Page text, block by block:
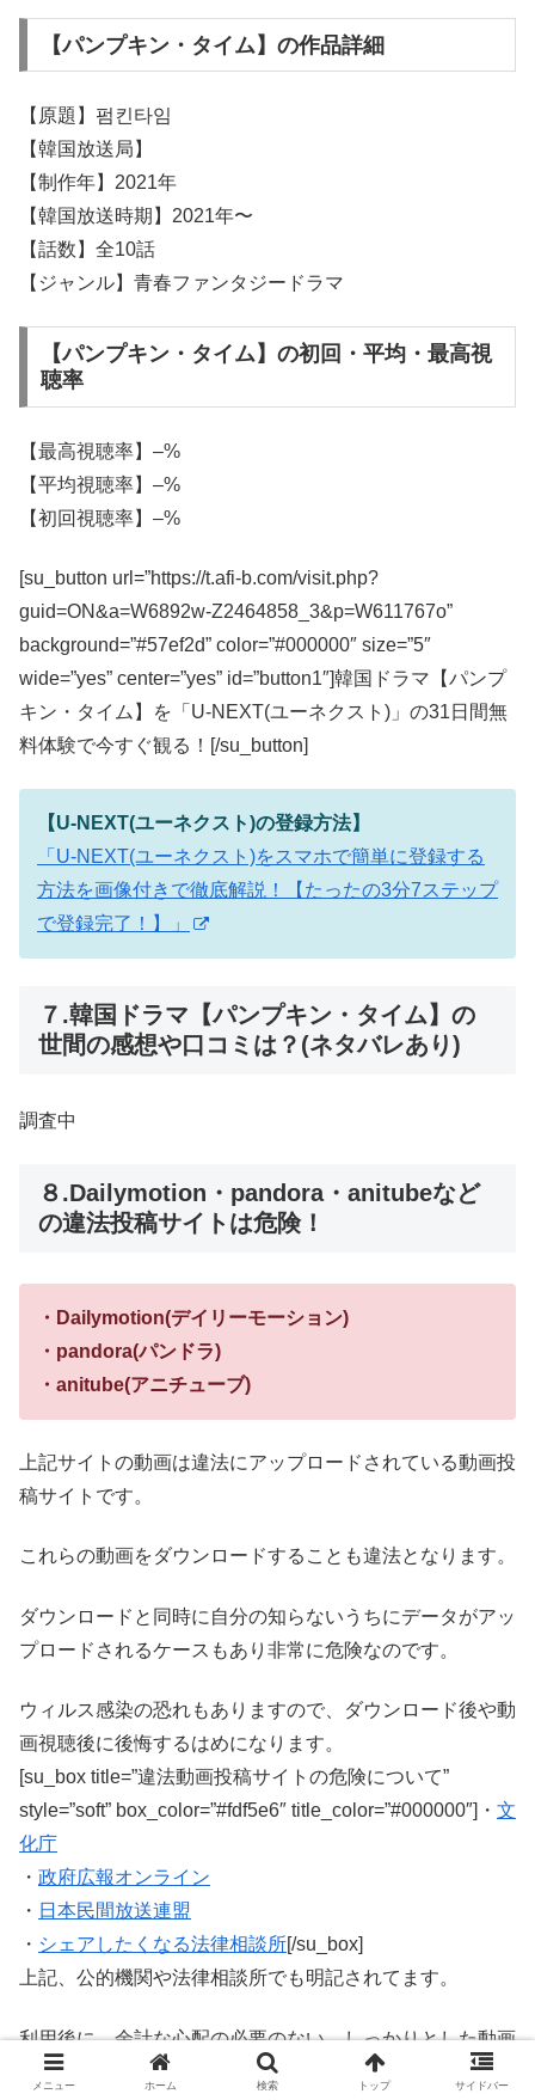
【パンプキン・タイム】の作品詳細
【原題】펌킨타임
【韓国放送局】
【制作年】2021年
【韓国放送時期】2021年〜
【話数】全10話
【ジャンル】青春ファンタジードラマ
【パンプキン・タイム】の初回・平均・最高視
聴率
【最高視聴率】–%
【平均視聴率】–%
【初回視聴率】–%
[su_button url=”https://t.afi-b.com/visit.php?
guid=ON&a=W6892w-Z2464858_3&p=W611767o”
background=”#57ef2d” color=”#000000″ size=”5″
wide=”yes” center=”yes” id=”button1″]韓国ドラマ【パンプ
キン・タイム】を「U-NEXT(ユーネクスト)」の31日間無
料体験で今すぐ観る！[/su_button]
【U-NEXT(ユーネクスト)の登録方法】
「U-NEXT(ユーネクスト)をスマホで簡単に登録する
方法を画像付きで徹底解説！【たったの3分7ステップ
で登録完了！】」
７.韓国ドラマ【パンプキン・タイム】の
世間の感想や口コミは？(ネタバレあり)
調査中
８.Dailymotion・pandora・anitubeなど
の違法投稿サイトは危険！
・Dailymotion(デイリーモーション)
・pandora(パンドラ)
・anitube(アニチューブ)
上記サイトの動画は違法にアップロードされている動画投
稿サイトです。
これらの動画をダウンロードすることも違法となります。
ダウンロードと同時に自分の知らないうちにデータがアッ
プロードされるケースもあり非常に危険なのです。
ウィルス感染の恐れもありますので、ダウンロード後や動
画視聴後に後悔するはめになります。
[su_box title=”違法動画投稿サイトの危険について”
style=”soft” box_color=”#fdf5e6″ title_color=”#000000″]・ 文
化庁
・ 政府広報オンライン
・ 日本民間放送連盟
・ シェアしたくなる法律相談所[/su_box]
上記、公的機関や法律相談所でも明記されてます。
利用後に、余計な心配の必要のない、しっかりとした動画
配信サービス(VOD)で見ることが、結局、安心でお得なの
メニュー ホーム 検索 トップ サイドバー